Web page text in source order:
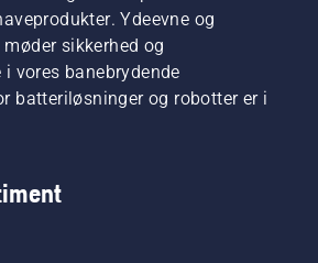
Ydeevne og
sikkerhed og
vores banebrydende
batteriløsninger og robotter er i